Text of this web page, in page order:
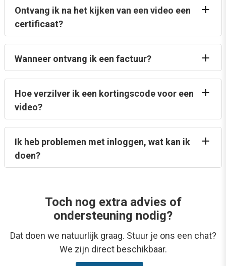
Ontvang ik na het kijken van een video een
certificaat?
Wanneer ontvang ik een factuur?
Hoe verzilver ik een kortingscode voor een
video?
Ik heb problemen met inloggen, wat kan ik
doen?
Toch nog extra advies of
ondersteuning nodig?
Dat doen we natuurlijk graag. Stuur je ons een chat?
We zijn direct beschikbaar.